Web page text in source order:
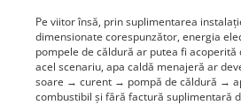
Pe viitor însă, prin suplimentarea
dimensionate corespunzător, energia
pompele de căldură ar putea fi
acel scenariu, apa caldă menajeră ar
soare → curent → pompă de căldură →
combustibil și fără factură suplimentară